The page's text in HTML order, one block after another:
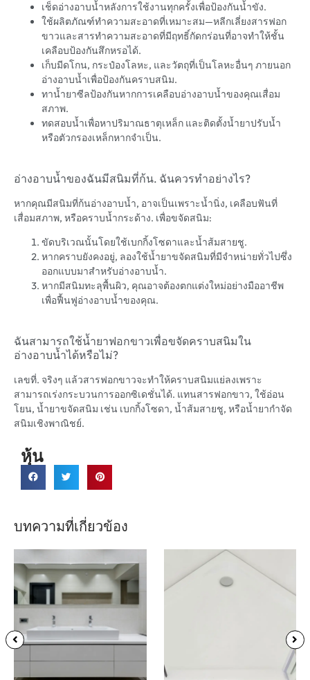
เช็ดอ่างอาบน้ำหลังการใช้งานทุกครั้งเพื่อป้องกันน้ำขัง.
ใช้ผลิตภัณฑ์ทำความสะอาดที่เหมาะสม—หลีกเลี่ยงสารฟอก
ขาวและสารทำความสะอาดที่มีฤทธิ์กัดกร่อนที่อาจทำให้ชั้น
เคลือบป้องกันสึกหรอได้.
เก็บมีดโกน, กระป๋องโลหะ, และวัตถุที่เป็นโลหะอื่นๆ ภายนอก
อ่างอาบน้ำเพื่อป้องกันคราบสนิม.
ทาน้ำยาซีลป้องกันหากการเคลือบอ่างอาบน้ำของคุณเสื่อม
สภาพ.
ทดสอบน้ำเพื่อหาปริมาณธาตุเหล็ก และติดตั้งน้ำยาปรับน้ำ
หรือตัวกรองเหล็กหากจำเป็น.
อ่างอาบน้ำของฉันมีสนิมที่ก้น. ฉันควรทำอย่างไร?
หากคุณมีสนิมที่ก้นอ่างอาบน้ำ, อาจเป็นเพราะน้ำนิ่ง, เคลือบฟันที่
เสื่อมสภาพ, หรือคราบน้ำกระด้าง. เพื่อขจัดสนิม:
ขัดบริเวณนั้นโดยใช้เบกกิ้งโซดาและน้ำส้มสายชู.
หากคราบยังคงอยู่, ลองใช้น้ำยาขจัดสนิมที่มีจำหน่ายทั่วไปซึ่ง
ออกแบบมาสำหรับอ่างอาบน้ำ.
หากมีสนิมทะลุพื้นผิว, คุณอาจต้องตกแต่งใหม่อย่างมืออาชีพ
เพื่อฟื้นฟูอ่างอาบน้ำของคุณ.
ฉันสามารถใช้น้ำยาฟอกขาวเพื่อขจัดคราบสนิมใน
อ่างอาบน้ำได้หรือไม่?
เลขที่. จริงๆ แล้วสารฟอกขาวจะทำให้คราบสนิมแย่ลงเพราะ
สามารถเร่งกระบวนการออกซิเดชั่นได้. แทนสารฟอกขาว, ใช้อ่อน
โยน, น้ำยาขจัดสนิม เช่น เบกกิ้งโซดา, น้ำส้มสายชู, หรือน้ำยากำจัด
สนิมเชิงพาณิชย์.
หุ้น
บทความที่เกี่ยวข้อง